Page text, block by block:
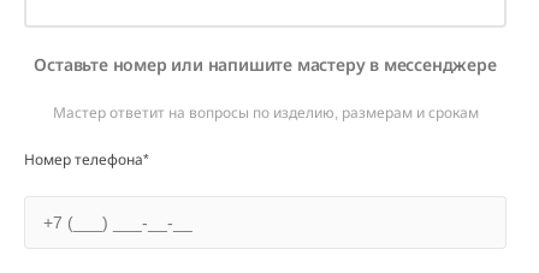
Оставьте номер или напишите мастеру в мессенджере
Мастер ответит на вопросы по изделию, размерам и срокам
Номер телефона*